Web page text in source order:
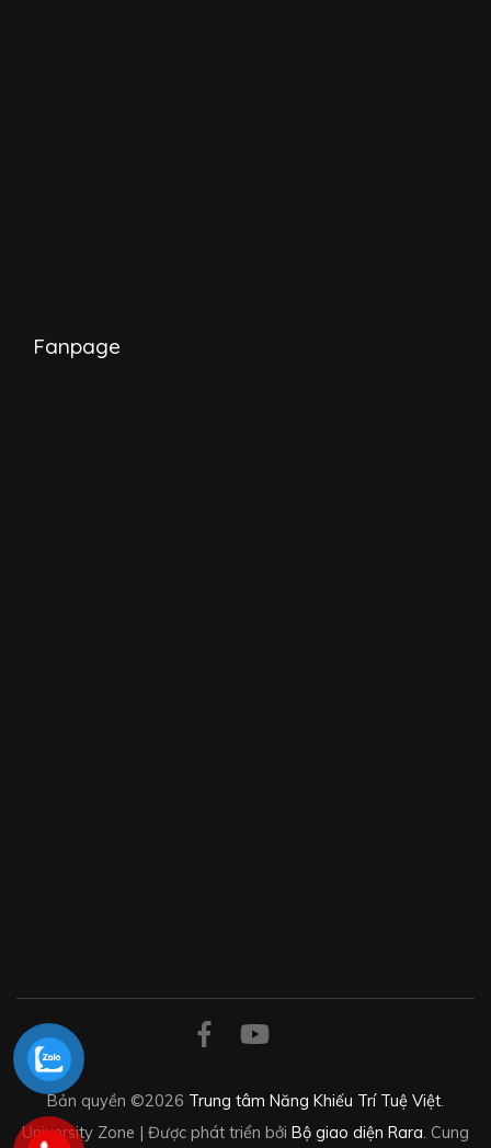
Fanpage
Bản quyền ©2026 Trung tâm Năng Khiếu Trí Tuệ Việt
University Zone | Được phát triển bởi Bộ giao diện Rara . Cung